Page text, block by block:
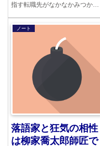
指す転職先がなかなかみつから
実。実際の試験でどのようなこ
とが質問されるのか。どんな作
文、小論文が出るのでしょう
ノート
落語家と狂気の相性
は柳家喬太郎師匠で